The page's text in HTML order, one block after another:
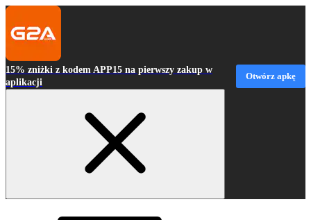
15% zniżki z kodem APP15 na pierwszy zakup w
aplikacji
Otwórz apkę